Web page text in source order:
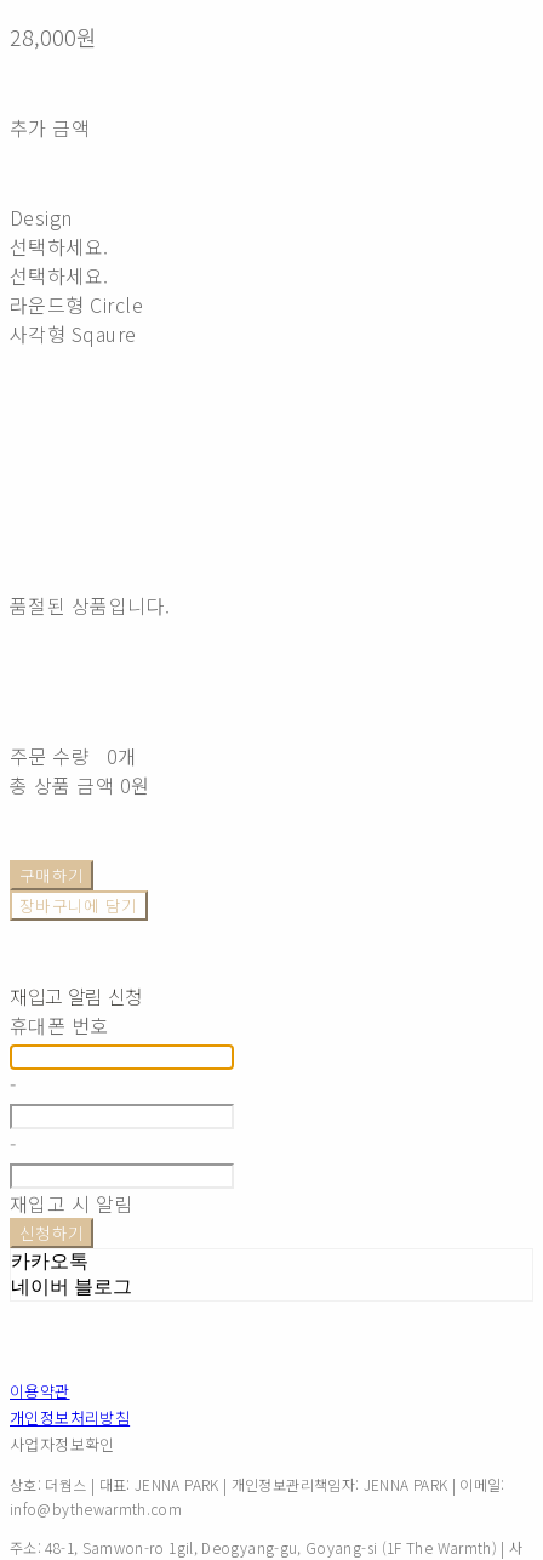
28,000원
추가 금액
Design
선택하세요.
선택하세요.
라운드형 Circle
사각형 Sqaure
품절된 상품입니다.
주문 수량
0개
총 상품 금액 0원
구매하기
장바구니에 담기
재입고 알림 신청
휴대폰 번호
-
-
재입고 시 알림
신청하기
카카오톡
네이버 블로그
이용약관
개인정보처리방침
사업자정보확인
상호: 더웜스 | 대표: JENNA PARK | 개인정보관리책임자: JENNA PARK | 이메일:
info@bythewarmth.com
주소: 48-1, Samwon-ro 1gil, Deogyang-gu, Goyang-si (1F The Warmth) | 사